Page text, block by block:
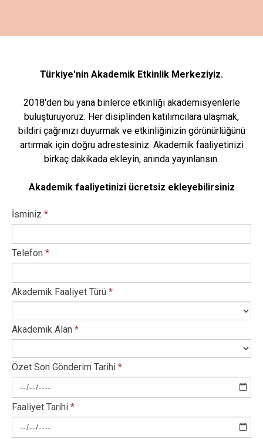
Türkiye'nin Akademik Etkinlik Merkeziyiz.
2018'den bu yana binlerce etkinliği akademisyenlerle
buluşturuyoruz. Her disiplinden katılımcılara ulaşmak,
bildiri çağrınızı duyurmak ve etkinliğinizin görünürlüğünü
artırmak için doğru adrestesiniz. Akademik faaliyetinizi
birkaç dakikada ekleyin, anında yayınlansın.
Akademik faaliyetinizi ücretsiz ekleyebilirsiniz
İsminiz *
Telefon *
Akademik Faaliyet Türü *
Akademik Alan *
Özet Son Gönderim Tarihi *
Faaliyet Tarihi *